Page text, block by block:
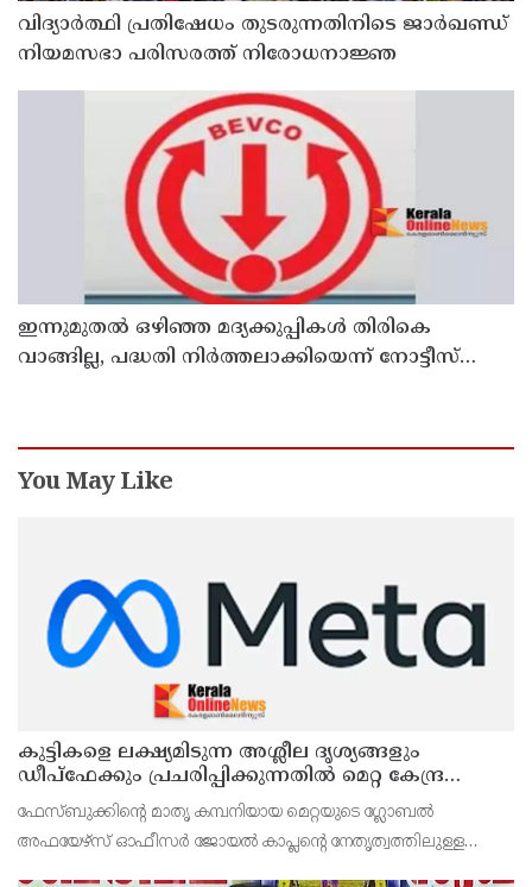
വിദ്യാര്‍ത്ഥി പ്രതിഷേധം തുടരുന്നതിനിടെ ജാര്‍ഖണ്ഡ്
നിയമസഭാ പരിസരത്ത് നിരോധനാജ്ഞ
ഇന്നുമുതല്‍ ഒഴിഞ്ഞ മദ്യക്കുപ്പികള്‍ തിരികെ
വാങ്ങില്ല, പദ്ധതി നിര്‍ത്തലാക്കിയെന്ന് നോട്ടീസ്
You May Like
കുട്ടികളെ ലക്ഷ്യമിടുന്ന അശ്ലീല ദൃശ്യങ്ങളും
ഡീപ്ഫേക്കും പ്രചരിപ്പിക്കുന്നതില്‍ മെറ്റ കേന്ദ്രത്തോട്
മാപ്പ് പറഞ്ഞു
ഫേസ്ബുക്കിന്റെ മാതൃ കമ്പനിയായ മെറ്റയുടെ ഗ്ലോബല്‍
അഫയേഴ്‌സ് ഓഫീസര്‍ ജോയല്‍ കാപ്ലന്റെ നേതൃത്വത്തിലുള്ള